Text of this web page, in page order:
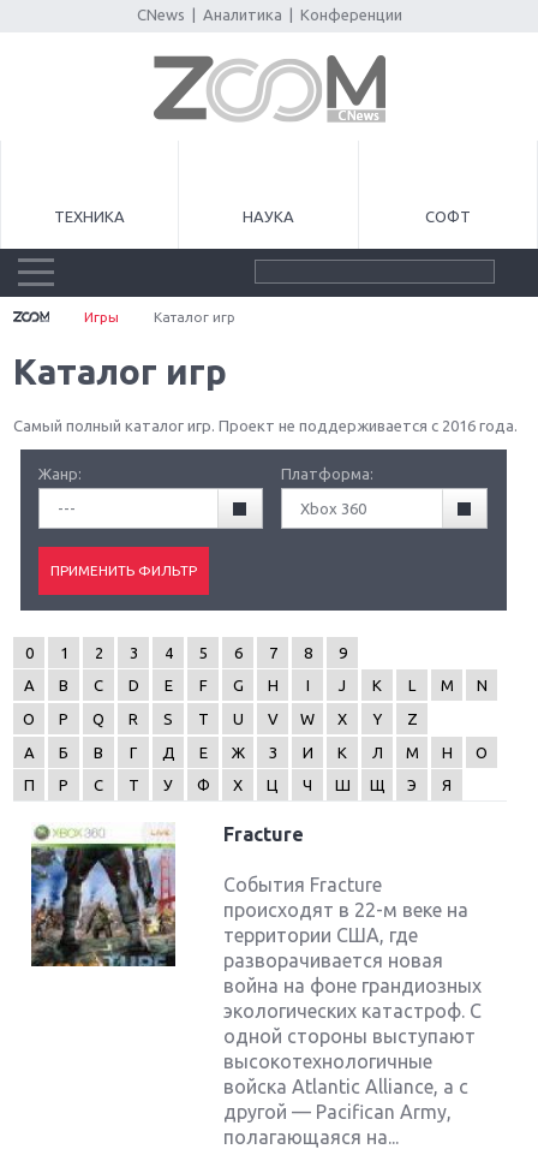
CNews Аналитика Конференции
ТЕХНИКА НАУКА СОФТ
Игры Каталог игр
Каталог игр
Самый полный каталог игр. Проект не поддерживается с 2016 года.
Жанр:
---
Платформа:
Xbox 360
0 1 2 3 4 5 6 7 8
9
A
B C D E F G H I J K L M
N
O
P Q R S T U V W X Y
Z
А
Б В Г Д Е Ж З И К Л М Н
О
П
Р С Т У Ф Х Ц Ч Ш Щ Э Я
Fracture
События Fracture
происходят в 22-м веке на
территории США, где
разворачивается новая
война на фоне грандиозных
экологических катастроф. С
одной стороны выступают
высокотехнологичные
войска Atlantic Alliance, а с
другой — Pacifican Army,
полагающаяся на...